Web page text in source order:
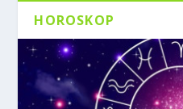
HOROSKOP